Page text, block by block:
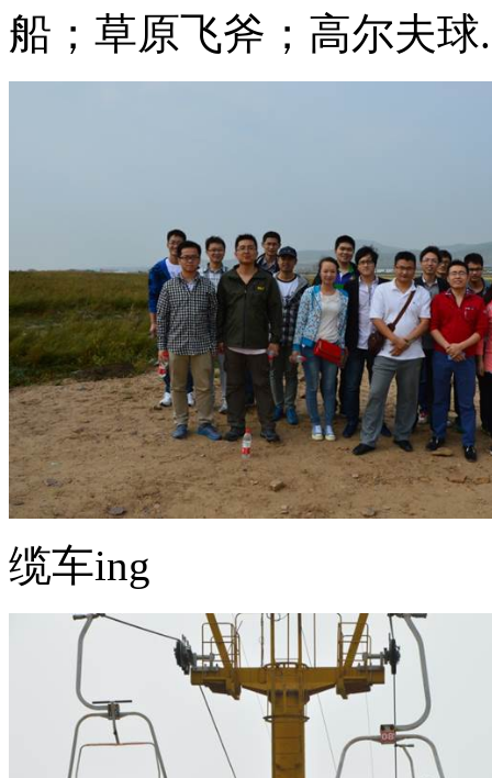
船；草原飞斧；高尔夫球
缆车ing